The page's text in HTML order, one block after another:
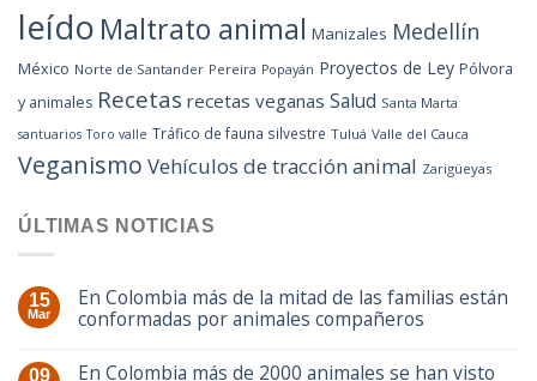
leído Maltrato animal Manizales Medellín
México Norte de Santander Pereira Popayán Proyectos de Ley Pólvora
y animales Recetas recetas veganas Salud Santa Marta
santuarios Toro valle Tráfico de fauna silvestre Tuluá Valle del Cauca
Veganismo Vehículos de tracción animal Zarigüeyas
ÚLTIMAS NOTICIAS
15
Mar
En Colombia más de la mitad de las familias están
conformadas por animales compañeros
09 En Colombia más de 2000 animales se han visto